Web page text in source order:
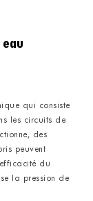
qui consiste
les circuits de
des
peuvent
du
la pression de